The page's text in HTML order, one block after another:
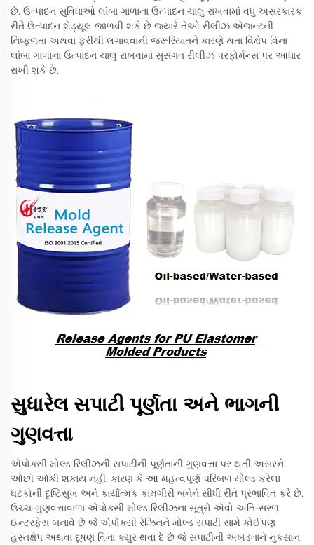
છે. ઉત્પાદન સુવિધાઓ લાંબા ગાળાના ઉત્પાદન ચાલુ રાખવામાં વધુ અસરકારક
રીતે ઉત્પાદન શેડ્યૂલ જાળવી શકે છે જ્યારે તેઓ રીલીઝ એજન્ટની
નિષ્ફળતા અથવા ફરીથી લગાવવાની જરૂરિયાતને કારણે થતા વિક્ષેપ વિના
લાંબા ગાળાના ઉત્પાદન ચાલુ રાખવામાં સુસંગત રીલીઝ પરફોર્મન્સ પર આધાર
રાખી શકે છે.
સુધારેલ સપાટી પૂર્ણતા અને ભાગની
ગુણવત્તા
એપોક્સી મોલ્ડ રિલીઝની સપાટીની પૂર્ણતાની ગુણવત્તા પર થતી અસરને
ઓછી આંકી શકાય નહીં, કારણ કે આ મહત્વપૂર્ણ પરિબળ મોલ્ડ કરેલા
ઘટકોની દૃષ્ટિસુખ અને કાર્યાત્મક કામગીરી બંનેને સીધી રીતે પ્રભાવિત કરે છે.
ઉચ્ચ-ગુણવત્તાવાળા એપોક્સી મોલ્ડ રિલીઝના સૂત્રો એવો અતિ-સરળ
ઈન્ટરફેસ બનાવે છે જે એપોક્સી રેઝિનને મોલ્ડ સપાટી સામે કોઈપણ
હસ્તક્ષેપ અથવા દૂષણ વિના ક્યુર થવા દે છે જે સપાટીની અખંડતાને નુકસાન